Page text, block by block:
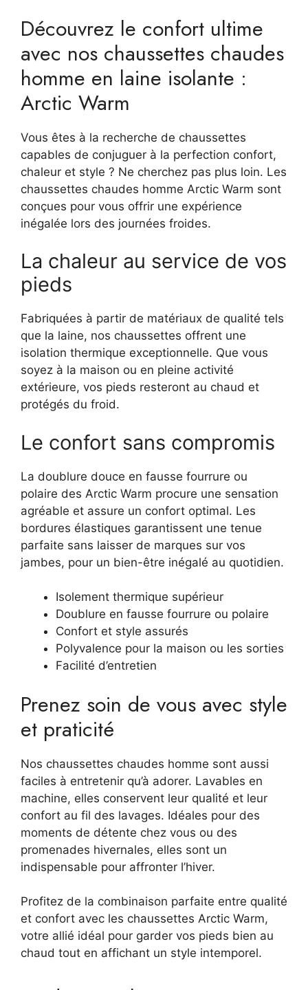
Découvrez le confort ultime
avec nos chaussettes chaudes
homme en laine isolante :
Arctic Warm
Vous êtes à la recherche de chaussettes
capables de conjuguer à la perfection confort,
chaleur et style ? Ne cherchez pas plus loin. Les
chaussettes chaudes homme Arctic Warm sont
conçues pour vous offrir une expérience
inégalée lors des journées froides.
La chaleur au service de vos
pieds
Fabriquées à partir de matériaux de qualité tels
que la laine, nos chaussettes offrent une
isolation thermique exceptionnelle. Que vous
soyez à la maison ou en pleine activité
extérieure, vos pieds resteront au chaud et
protégés du froid.
Le confort sans compromis
La doublure douce en fausse fourrure ou
polaire des Arctic Warm procure une sensation
agréable et assure un confort optimal. Les
bordures élastiques garantissent une tenue
parfaite sans laisser de marques sur vos
jambes, pour un bien-être inégalé au quotidien.
Isolement thermique supérieur
Doublure en fausse fourrure ou polaire
Confort et style assurés
Polyvalence pour la maison ou les sorties
Facilité d’entretien
Prenez soin de vous avec style
et praticité
Nos chaussettes chaudes homme sont aussi
faciles à entretenir qu’à adorer. Lavables en
machine, elles conservent leur qualité et leur
confort au fil des lavages. Idéales pour des
moments de détente chez vous ou des
promenades hivernales, elles sont un
indispensable pour affronter l’hiver.
Profitez de la combinaison parfaite entre qualité
et confort avec les chaussettes Arctic Warm,
votre allié idéal pour garder vos pieds bien au
chaud tout en affichant un style intemporel.